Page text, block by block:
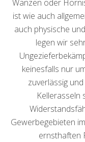
Wanzen oder
ist wie auch
auch physische
legen wir
keinesfalls nur
zuverlässig
Kellerasseln
Gewerbegebieten
ernsthaften